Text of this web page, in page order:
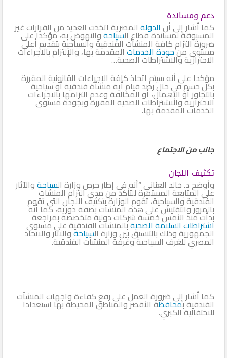
دعم ومساندة
كما أشار إلى أن الدولة المصرية اتخذت العديد من القرارات غير
المسبوقة لمساندة قطاع السياحةوالنهوض به، مؤكدا على
ضرورة التزام كافة المنشآت الفندقية والسياحية بتقديم أعلى
مستوى منجودة الخدمات المقدمة بها، والإلتزام بالاجراءات
الاحترازية والاشتراطات الصحية…
مؤكدا على أنه سيتم اتخاذ كافة الإجراءات القانونية المقررة
بكل حسم في حال رصد قيام أية منشأة فندقية أو سياحية
بالتجاوز أو الإهمال، أو المخالفة وعدم التزامها بالاجراءات
الاحترازية والاشتراطات الصحية المقررة وبجودة مستوى
الخدمات المقدمة بها.
جانب من الاجتماع
تكثيف اللجان
وأوضح د. خالد العناني “أنه في إطار حرص وزارة السياحةوالآثار
على المتابعة المستمرة للتأكد من مدى التزام المنشآت
الفندقية والسياحية، تقوم الوزارة بتكثيف اللجان التي تقوم
بالمرور والتفتيش على هذه المنشآت بصفة دورية، كما أنه
بدأت منذ الأمس خمسة شركات دولية متخصصة بمراجعة
اشتراطات السلامة الصحيةبالمنشآت الفندقية على مستوى
الجمهورية وذلك بالتنسيق بين وزارة السياحةوالآثار والاتحاد
المصري للغرف السياحية وغرفة المنشآت الفندقية.
كما أشار إلى ضرورة العمل على رفع كفاءة واجهات المنشآت
الفندقية بمحافظة الأقصر والمناطق المحيطة بها استعدادا
للاحتفالية الكبري.